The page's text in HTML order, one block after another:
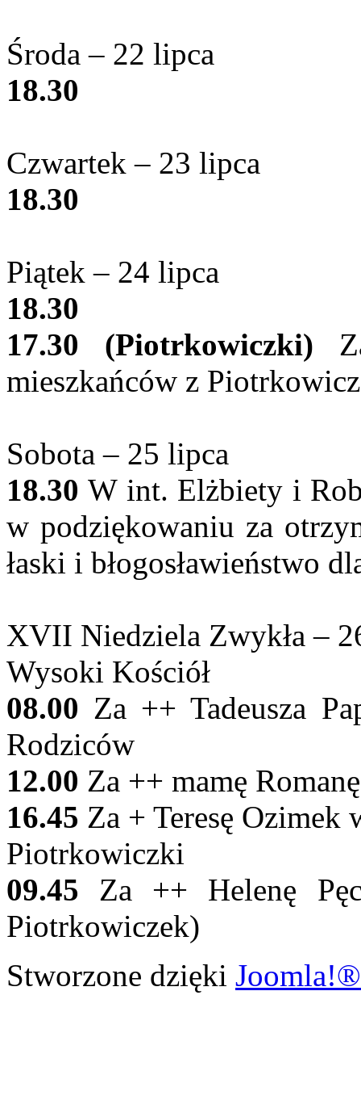
Środa – 22 lipca
18.30
Czwartek – 23 lipca
18.30
Piątek – 24 lipca
18.30
17.30 (Piotrkowiczki)
mieszkańców z
Sobota – 25 lipca
18.30 W int. Elżbiety i
w podziękowaniu za
łaski i błogosławieństwo
XVII Niedziela Zwykła –
Wysoki Kościół
08.00 Za ++ Tadeusza
Rodziców
12.00 Za ++ mamę
16.45 Za + Teresę Ozimek
Piotrkowiczki
09.45 Za ++ Helenę
Piotrkowiczek)
Stworzone dzięki Joomla!®